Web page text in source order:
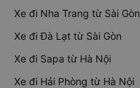
Xe đi Nha Trang từ Sài Gòn
Xe đi Đà Lạt từ Sài Gòn
Xe đi Sapa từ Hà Nội
Xe đi Hải Phòng từ Hà Nội